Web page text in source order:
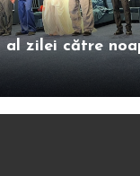
al zilei către